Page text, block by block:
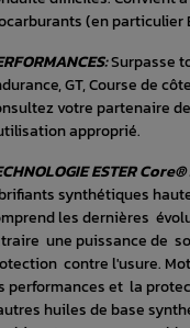
(en particulier
Surpasse
GT, Course de
votre partenaire
approprié.
ESTER Core®
synthétiques
les dernières
une puissance de
contre l'usure.
performances et la
huiles de base